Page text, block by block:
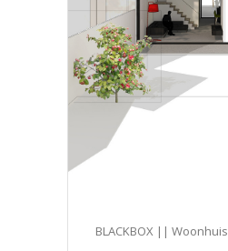
BLACKBOX || Woonhuis